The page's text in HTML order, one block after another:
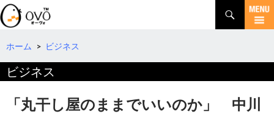
検
索
コ
テ
へ
ホーム > ビジネス
ビジネス
「丸干し屋のままでいいのか」 中川